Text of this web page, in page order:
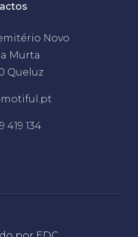
Novo
Murta
Queluz
419 134